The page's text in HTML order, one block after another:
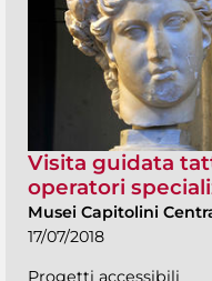
Visita guidata
operatori
Musei Capitolini
17/07/2018
Progetti accessibili